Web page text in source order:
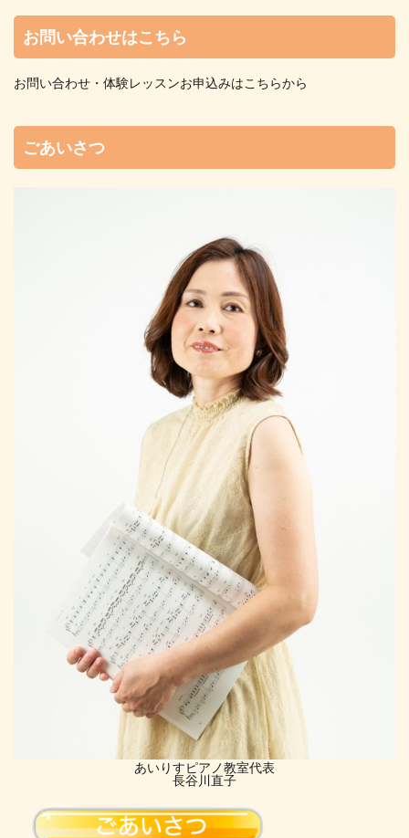
お問い合わせはこちら
お問い合わせ・体験レッスンお申込みはこちらから
ごあいさつ
あいりすピアノ教室代表
長谷川直子